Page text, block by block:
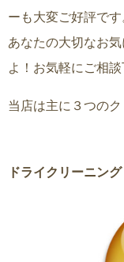
ーも大変ご好評です
あなたの大切なお
よ！お気軽にご相
当店は主に３つの
ドライクリーニング